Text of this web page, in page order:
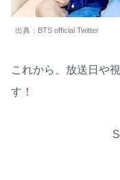
出典：BTS official Twitter
これから、放送日や
す！